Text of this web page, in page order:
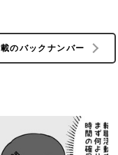
のバックナンバー